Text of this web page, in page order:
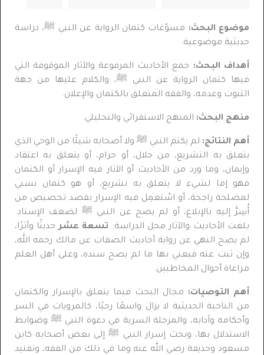
موضوع البحث: مسوّغات كتمان الرواية عن النبي ﷺ، دراسة
حديثية موضوعية.
أهداف البحث: جمع الأحاديث المرفوعة والآثار الموقوفة التي
فيها كتمان الرواية عن النبي ﷺ، والكلام عليها من جهة
الثبوت وعدمه، والفقه المتعلق بالكتمان والإعلان.
منهج البحث: المنهج الاستقرائي والتحليلي.
أهم النتائج: لم يكتم النبي ﷺ ولا أصحابه شيئًا من الوحي الذي
يتعلق به التشريع، من حلال، أو حرام، أو يتعلق به اعتقاد
وإيمان، وما ورد من الأحاديث أو الآثار فيه الإسرار أو الكتمان
فهو إما لشيء لا يتعلق به تشريع، أو هو كتمان نسبي
لمصلحة راجحة، أو اسُتعمِل فيه الإسرار بقصد تخصيص من
أُسِرَّ إليه بالإبلاغ، أو لم يصح عن النبي ﷺ لضعف الإسناد.
بلغت الأحاديث والآثار محل الدراسة: تسعة عشرحديثًا وأثرًا،
لم يصح النهي عن رواية أحاديث الصفات عن مالك رحمه الله،
وإن ثبت عنه فيعني بها ما لم يصح سنده، وعلى أهل العلم
مراعاة أحوال المخاطبين.
أهم التوصيات: مجال البحث فيما يتعلق بالإسرار والكتمان
من الناحية الحديثية لا يزال واسعًا رحبًا، كالمرويات في السر
وأحكامه وآدابه، والمرحلة السرية في دعوة النبي ﷺ وضوابط
الاستدلال بها، وبحث إسرار النبي ﷺ إلى بعض أصحابه كابن
مسعود وحذيفة رضي الله عنه وما في ذلك من الفقه، وتفنيد